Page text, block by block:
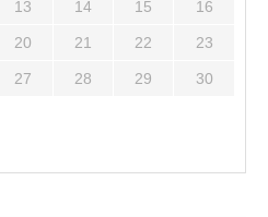
13 14 15 16
20 21 22 23
27 28 29 30